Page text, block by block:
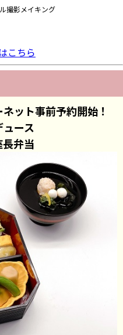
撮影メイキング
こちら
ット事前予約開始！
ース
弁当